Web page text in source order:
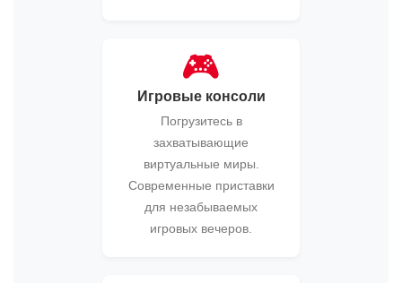
🎮
Игровые консоли
Погрузитесь в
захватывающие
виртуальные миры.
Современные приставки
для незабываемых
игровых вечеров.